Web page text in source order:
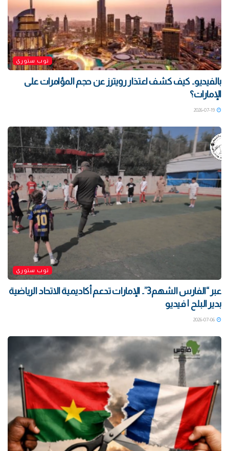
توب ستوري
بالفيديو.. كيف كشف اعتذار رويترز عن حجم المؤامرات على
الإمارات؟
توب ستوري
‏عبر “الفارس الشهم3”.. الإمارات تدعم أكاديمية الاتحاد الرياضية
بدير البلح | فيديو